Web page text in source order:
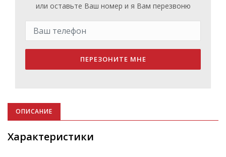
или оставьте Ваш номер и я Вам перезвоню
ПЕРЕЗОНИТЕ МНЕ
ОПИСАНИЕ
Характеристики